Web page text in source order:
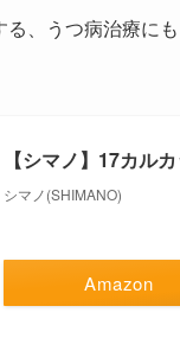
、うつ病治療に
【シマノ】17カル
シマノ(SHIMANO)
Amazon